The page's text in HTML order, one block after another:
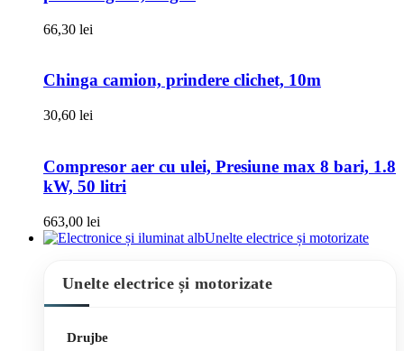
66,30 lei
Chinga camion, prindere clichet, 10m
30,60 lei
Compresor aer cu ulei, Presiune max 8 bari, 1.8
kW, 50 litri
663,00 lei
Unelte electrice și motorizate
Unelte electrice și motorizate
Drujbe